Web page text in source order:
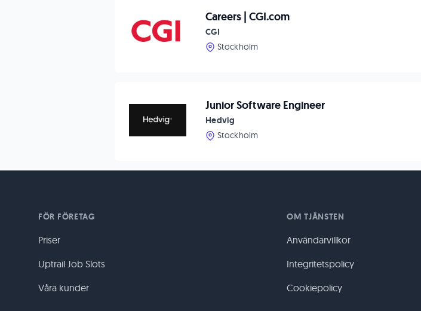
Careers | CGI.com
CGI
Stockholm
Junior Software Engineer
Hedvig
Stockholm
FÖR FÖRETAG
Priser
Uptrail Job Slots
Våra kunder
OM TJÄNSTEN
Användarvillkor
Integritetspolicy
Cookiepolicy